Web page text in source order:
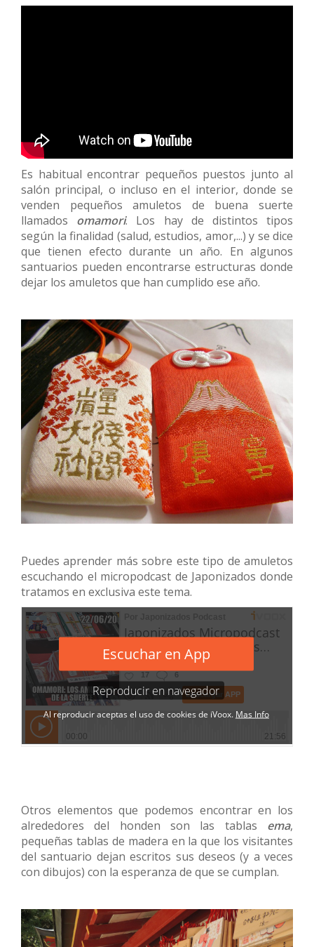
Es habitual encontrar pequeños puestos junto al
salón principal, o incluso en el interior, donde se
venden pequeños amuletos de buena suerte
llamados omamori. Los hay de distintos tipos
según la finalidad (salud, estudios, amor,...) y se dice
que tienen efecto durante un año. En algunos
santuarios pueden encontrarse estructuras donde
dejar los amuletos que han cumplido ese año.
Puedes aprender más sobre este tipo de amuletos
escuchando el micropodcast de Japonizados donde
tratamos en exclusiva este tema.
Otros elementos que podemos encontrar en los
alrededores del honden son las tablas ema,
pequeñas tablas de madera en la que los visitantes
del santuario dejan escritos sus deseos (y a veces
con dibujos) con la esperanza de que se cumplan.